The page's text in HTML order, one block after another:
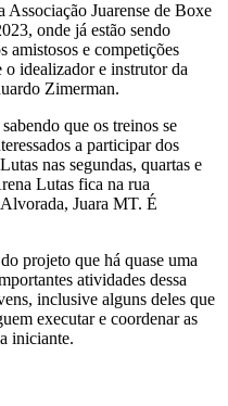
Associação Juarense de Boxe
onde já estão sendo
amistosos e competições
o idealizador e instrutor da
Zimerman.
que os treinos se
a participar dos
nas segundas, quartas e
Lutas fica na rua
Juara MT. É
projeto que há quase uma
atividades dessa
inclusive alguns deles que
executar e coordenar as
iniciante.